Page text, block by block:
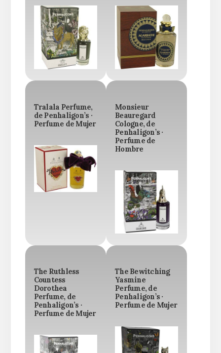
Tralala Perfume,
de Penhaligon’s ·
Perfume de Mujer
Monsieur
Beauregard
Cologne, de
Penhaligon’s ·
Perfume de
Hombre
The Ruthless
Countess
Dorothea
Perfume, de
Penhaligon’s ·
Perfume de Mujer
The Bewitching
Yasmine
Perfume, de
Penhaligon’s ·
Perfume de Mujer